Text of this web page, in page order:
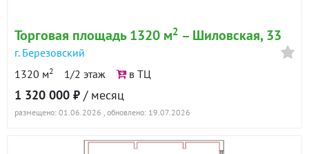
Торговая площадь 1320 м2 – Шиловская, 33
г. Березовский
1320 м2 1/2 этаж в ТЦ
1 320 000 ₽ / месяц
размещено: 01.06.2026 , обновлено: 19.07.2026